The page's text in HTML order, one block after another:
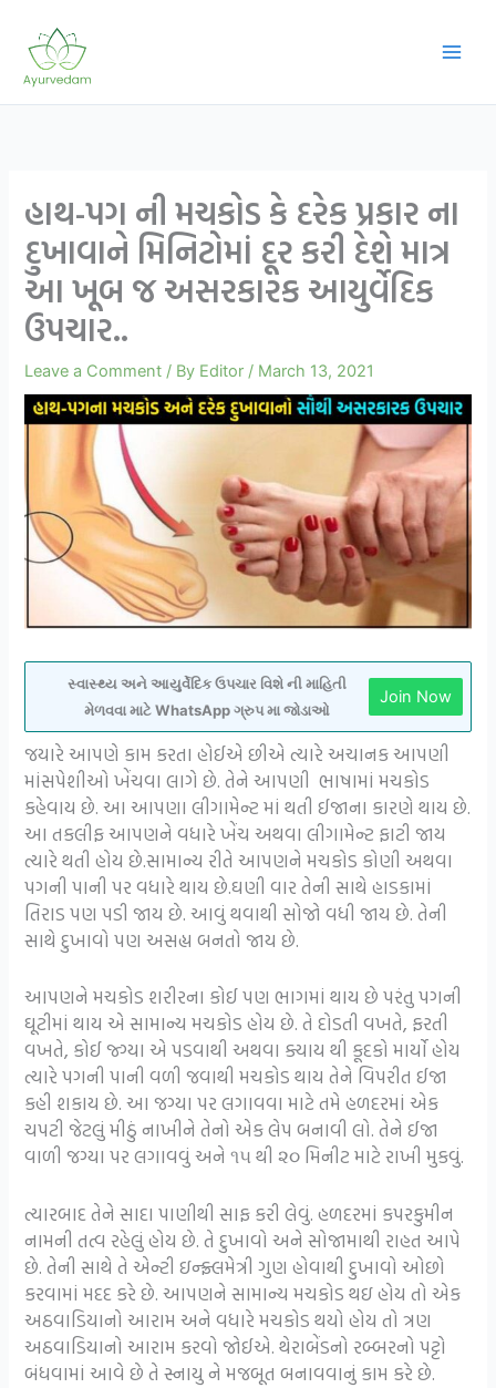
content
હાથ-પગ ની મચકોડ કે દરેક પ્રકાર ના
દુખાવાને મિનિટોમાં દૂર કરી દેશે માત્ર
આ ખૂબ જ અસરકારક આયુર્વેદિક
ઉપચાર..
Leave a Comment / By Editor / March 13, 2021
સ્વાસ્થ્ય અને આયુર્વેદિક ઉપચાર વિશે ની માહિતી
મેળવવા માટે WhatsApp ગ્રુપ મા જોડાઓ
Join Now
જયારે આપણે કામ કરતા હોઈએ છીએ ત્યારે અચાનક આપણી
માંસપેશીઓ ખેંચવા લાગે છે. તેને આપણી ભાષામાં મચકોડ
કહેવાય છે. આ આપણા લીગામેન્ટ માં થતી ઈજાના કારણે થાય છે.
આ તકલીફ આપણને વધારે ખેંચ અથવા લીગામેન્ટ ફાટી જાય
ત્યારે થતી હોય છે.સામાન્ય રીતે આપણને મચકોડ કોણી અથવા
પગની પાની પર વધારે થાય છે.ઘણી વાર તેની સાથે હાડકામાં
તિરાડ પણ પડી જાય છે. આવું થવાથી સોજો વધી જાય છે. તેની
સાથે દુખાવો પણ અસહ્ય બનતો જાય છે.
આપણને મચકોડ શરીરના કોઈ પણ ભાગમાં થાય છે પરંતુ પગની
ઘૂટીમાં થાય એ સામાન્ય મચકોડ હોય છે. તે દોડતી વખતે, ફરતી
વખતે, કોઈ જ્ગ્યા એ પડવાથી અથવા ક્યાય થી કૂદકો માર્યો હોય
ત્યારે પગની પાની વળી જવાથી મચકોડ થાય તેને વિપરીત ઈજા
કહી શકાય છે. આ જગ્યા પર લગાવવા માટે તમે હળદરમાં એક
ચપટી જેટલું મીઠું નાખીને તેનો એક લેપ બનાવી લો. તેને ઈજા
વાળી જગ્યા પર લગાવવું અને ૧૫ થી ૨૦ મિનીટ માટે રાખી મુકવું.
ત્યારબાદ તેને સાદા પાણીથી સાફ કરી લેવું. હળદરમાં કપરકુમીન
નામની તત્વ રહેલું હોય છે. તે દુખાવો અને સોજામાથી રાહત આપે
છે. તેની સાથે તે એન્ટી ઇન્ફ્ર્લમેત્રી ગુણ હોવાથી દુખાવો ઓછો
કરવામાં મદદ કરે છે. આપણને સામાન્ય મચકોડ થઇ હોય તો એક
અઠવાડિયાનો આરામ અને વધારે મચકોડ થયો હોય તો ત્રણ
અઠવાડિયાનો આરામ કરવો જોઈએ. થેરાબેંડનો રબ્બરનો પટ્ટો
બંધવામાં આવે છે તે સ્નાયુ ને મજબૂત બનાવવાનું કામ કરે છે.